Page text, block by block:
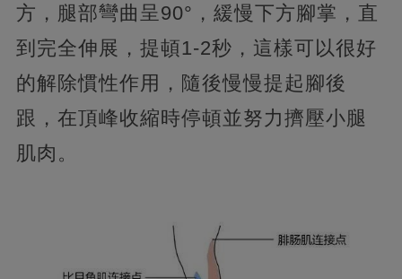
方，腿部彎曲呈90°，緩慢下方腳掌，直
到完全伸展，提頓1-2秒，這樣可以很好
的解除慣性作用，隨後慢慢提起腳後
跟，在頂峰收縮時停頓並努力擠壓小腿
肌肉。